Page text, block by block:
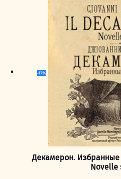
-17%
Декамерон.
Novelle